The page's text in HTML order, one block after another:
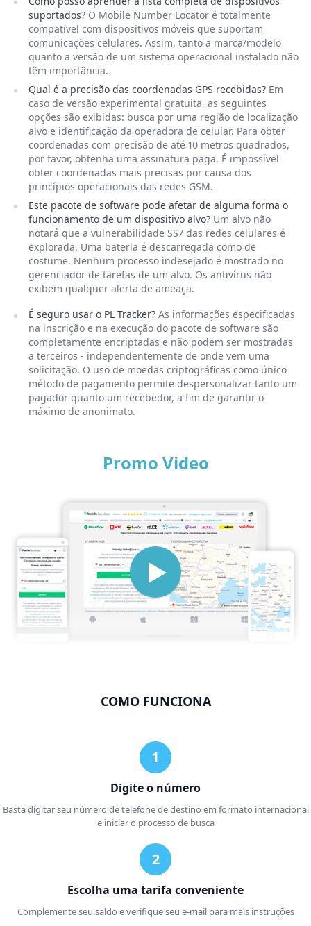
suportados? O Mobile Number Locator é totalmente
compatível com dispositivos móveis que suportam
comunicações celulares. Assim, tanto a marca/modelo
quanto a versão de um sistema operacional instalado não
têm importância.
Qual é a precisão das coordenadas GPS recebidas? Em
caso de versão experimental gratuita, as seguintes
opções são exibidas: busca por uma região de localização
alvo e identificação da operadora de celular. Para obter
coordenadas com precisão de até 10 metros quadrados,
por favor, obtenha uma assinatura paga. É impossível
obter coordenadas mais precisas por causa dos
princípios operacionais das redes GSM.
Este pacote de software pode afetar de alguma forma o
funcionamento de um dispositivo alvo? Um alvo não
notará que a vulnerabilidade SS7 das redes celulares é
explorada. Uma bateria é descarregada como de
costume. Nenhum processo indesejado é mostrado no
gerenciador de tarefas de um alvo. Os antivírus não
exibem qualquer alerta de ameaça.
É seguro usar o PL Tracker? As informações especificadas
na inscrição e na execução do pacote de software são
completamente encriptadas e não podem ser mostradas
a terceiros - independentemente de onde vem uma
solicitação. O uso de moedas criptográficas como único
método de pagamento permite despersonalizar tanto um
pagador quanto um recebedor, a fim de garantir o
máximo de anonimato.
Promo Video
COMO FUNCIONA
Digite o número
Basta digitar seu número de telefone de destino em formato internacional
e iniciar o processo de busca
Escolha uma tarifa conveniente
Complemente seu saldo e verifique seu e-mail para mais instruções